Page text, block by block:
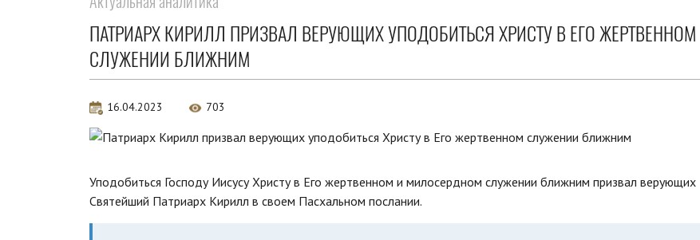
ПАТРИАРХ КИРИЛЛ ПРИЗВАЛ ВЕРУЮЩИХ УПОДОБИТЬСЯ ХРИСТУ В ЕГО ЖЕРТВЕННОМ
СЛУЖЕНИИ БЛИЖНИМ
16.04.2023 703
Уподобиться Господу Иисусу Христу в Его жертвенном и милосердном служении ближним призвал верующих
Святейший Патриарх Кирилл в своем Пасхальном послании.